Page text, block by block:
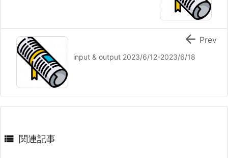
input & output 2023/6/12-2023/6/18
 Prev
 関連記事